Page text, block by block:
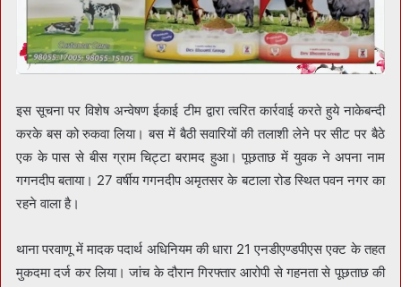
इस सूचना पर विशेष अन्वेषण ईकाई टीम द्वारा त्वरित कार्रवाई करते हुये नाकेबन्दी
करके बस को रुकवा लिया। बस में बैठी सवारियों की तलाशी लेने पर सीट पर बैठे
एक के पास से बीस ग्राम चिट्टा बरामद हुआ। पूछताछ में युवक ने अपना नाम
गगनदीप बताया। 27 वर्षीय गगनदीप अमृतसर के बटाला रोड स्थित पवन नगर का
रहने वाला है।
थाना परवाणू में मादक पदार्थ अधिनियम की धारा 21 एनडीएण्डपीएस एक्ट के तहत
मुकदमा दर्ज कर लिया। जांच के दौरान गिरफ्तार आरोपी से गहनता से पूछताछ की